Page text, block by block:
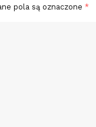
pola są oznaczone *